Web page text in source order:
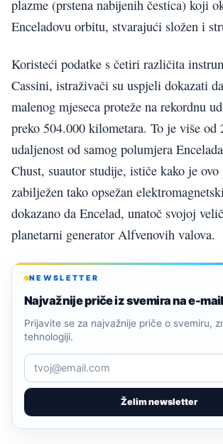
plazme (prstena nabijenih čestica) koji
Enceladovu orbitu, stvarajući složen i
Koristeći podatke s četiri različita
Cassini, istraživači su uspjeli dokazati
malenog mjeseca proteže na rekordnu
preko 504.000 kilometara. To je više od
udaljenost od samog polumjera
Chust, suautor studije, ističe kako je
zabilježen tako opsežan
dokazano da Encelad, unatoč svojoj
planetarni generator Alfvenovih valova.
NEWSLETTER
Najvažnije priče iz svemira na e-
Želim newsletter
Prijavite se za najvažnije priče o svemiru,
tehnologiji.